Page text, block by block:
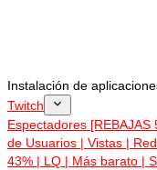
Instalación de
Twitch
Espectadores
de Usuarios | Vistas |
43% | LQ | Más barato |